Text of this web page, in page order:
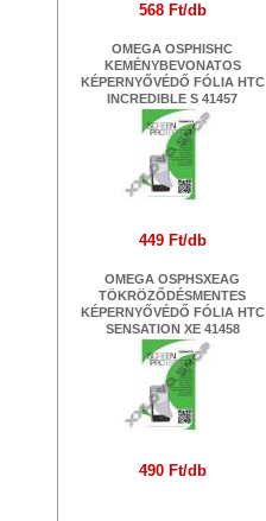
568 Ft/db
OMEGA OSPHISHC
KEMÉNYBEVONATOS
KÉPERNYŐVÉDŐ FÓLIA HTC
INCREDIBLE S 41457
449 Ft/db
OMEGA OSPHSXEAG
TÖKRÖZŐDÉSMENTES
KÉPERNYŐVÉDŐ FÓLIA HTC
SENSATION XE 41458
490 Ft/db